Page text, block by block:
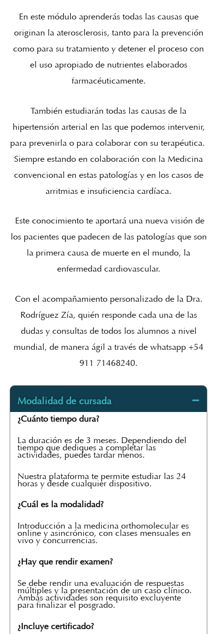
En este módulo aprenderás todas las causas que
originan la aterosclerosis, tanto para la prevención
como para su tratamiento y detener el proceso con
el uso apropiado de nutrientes elaborados
farmacéuticamente.
También estudiarán todas las causas de la
hipertensión arterial en las que podemos intervenir,
para prevenirla o para colaborar con su terapéutica.
Siempre estando en colaboración con la Medicina
convencional en estas patologías y en los casos de
arritmias e insuficiencia cardíaca.
Este conocimiento te aportará una nueva visión de
los pacientes que padecen de las patologías que son
la primera causa de muerte en el mundo, la
enfermedad cardiovascular.
Con el acompañamiento personalizado de la Dra.
Rodríguez Zía, quién responde cada una de las
dudas y consultas de todos los alumnos a nivel
mundial, de manera ágil a través de whatsapp +54
911 71468240.
Modalidad de cursada
¿Cuánto tiempo dura?
La duración es de 3 meses. Dependiendo del
tiempo que dediques a completar las
actividades, puedes tardar menos.
Nuestra plataforma te permite estudiar las 24
horas y desde cualquier dispositivo.
¿Cuál es la modalidad?
Introducción a la medicina orthomolecular es
online y asincrónico, con clases mensuales en
vivo y concurrencias.
¿Hay que rendir examen?
Se debe rendir una evaluación de respuestas
múltiples y la presentación de un caso clínico.
Ambas actividades son requisito excluyente
para finalizar el posgrado.
¿Incluye certificado?